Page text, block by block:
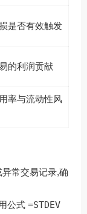
是否有效触发
的利润贡献
率与流动性风
常交易记录,确
公式 =STDEV